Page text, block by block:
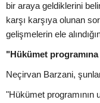
bir araya geldiklerini
karşı karşıya olunan
gelişmelerin ele
"Hükümet programına
Neçirvan Barzani,
"Hükümet programının